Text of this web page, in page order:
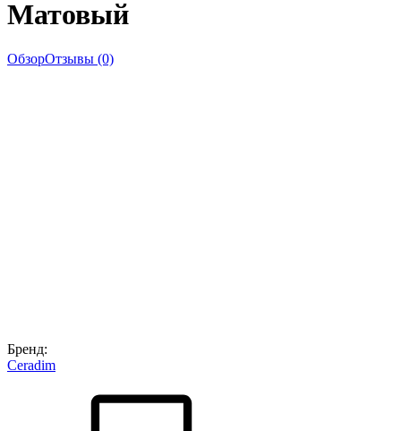
Матовый
ОбзорОтзывы (0)
Бренд:
Ceradim